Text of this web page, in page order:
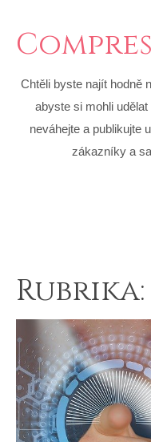
Chtěli byste najít hodně
abyste si mohli
neváhejte a publikujte
zákazníky a
Rubrika: